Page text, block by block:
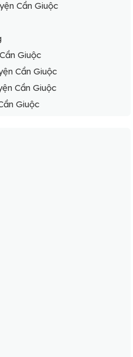
Cần Giuộc
Giuộc
Cần Giuộc
Cần Giuộc
Giuộc